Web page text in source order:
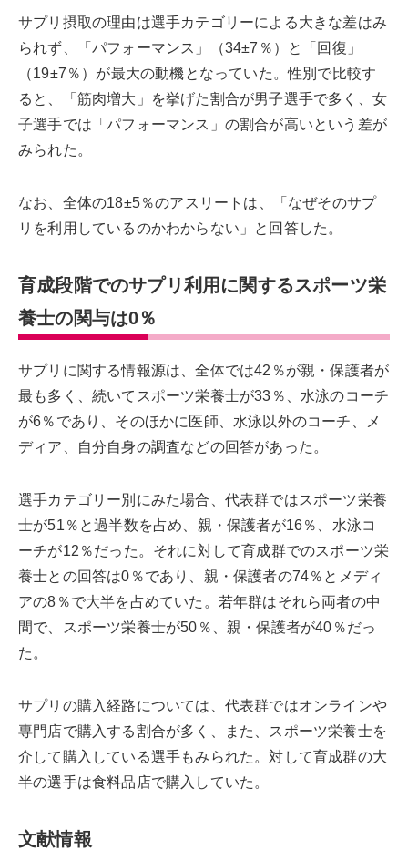
サプリ摂取の理由は選手カテゴリーによる大きな差はみ
られず、「パフォーマンス」（34±7％）と「回復」
（19±7％）が最大の動機となっていた。性別で比較す
ると、「筋肉増大」を挙げた割合が男子選手で多く、女
子選手では「パフォーマンス」の割合が高いという差が
みられた。
なお、全体の18±5％のアスリートは、「なぜそのサプ
リを利用しているのかわからない」と回答した。
育成段階でのサプリ利用に関するスポーツ栄
養士の関与は0％
サプリに関する情報源は、全体では42％が親・保護者が
最も多く、続いてスポーツ栄養士が33％、水泳のコーチ
が6％であり、そのほかに医師、水泳以外のコーチ、メ
ディア、自分自身の調査などの回答があった。
選手カテゴリー別にみた場合、代表群ではスポーツ栄養
士が51％と過半数を占め、親・保護者が16％、水泳コ
ーチが12％だった。それに対して育成群でのスポーツ栄
養士との回答は0％であり、親・保護者の74％とメディ
アの8％で大半を占めていた。若年群はそれら両者の中
間で、スポーツ栄養士が50％、親・保護者が40％だっ
た。
サプリの購入経路については、代表群ではオンラインや
専門店で購入する割合が多く、また、スポーツ栄養士を
介して購入している選手もみられた。対して育成群の大
半の選手は食料品店で購入していた。
文献情報